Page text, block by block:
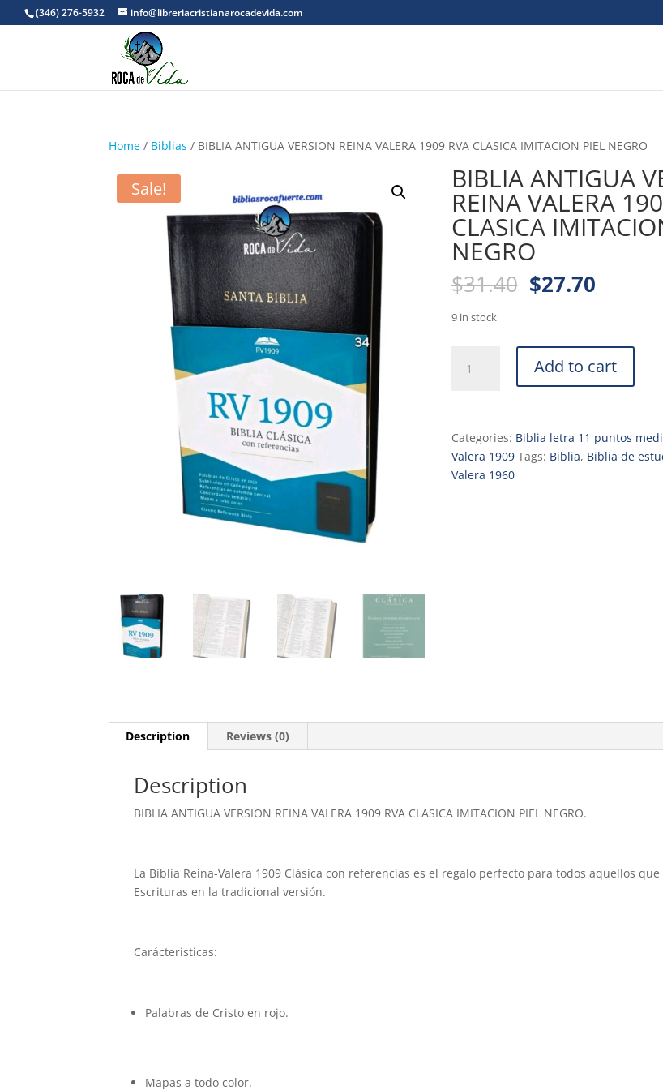
(346) 276-5932 info@libreriacristianarocadevida.com
Home / Biblias / BIBLIA ANTIGUA VERSION REINA VALERA 1909 RVA CLASICA IMITACION PIEL NEGRO
Sale! BIBLIA ANTIGUA
REINA VALERA
CLASICA
NEGRO
$31.40 Original
price
$31.40.
$27.70Current
$27.70.
9 in stock
ANTIGUA
1909
RVA
Add to cart
Categories: Biblia letra 11 puntos
Valera 1909 Tags: Biblia, Biblia de
Valera 1960
Description Reviews (0)
Description
BIBLIA ANTIGUA VERSION REINA VALERA 1909 RVA CLASICA IMITACION PIEL NEGRO.
La Biblia Reina-Valera 1909 Clásica con referencias es el regalo perfecto para todos aquellos que
Escrituras en la tradicional versión.
Carácteristicas:
Palabras de Cristo en rojo.
Mapas a todo color.